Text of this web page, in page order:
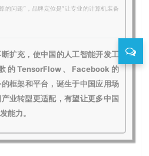
的问题”，品牌定位是“让专业的计算机装备
扩充，使中国的人工智能开发工
的TensorFlow、Facebook的
框架和平台，诞生于中国应用场
业转型更适配，有望让更多中国
能力。